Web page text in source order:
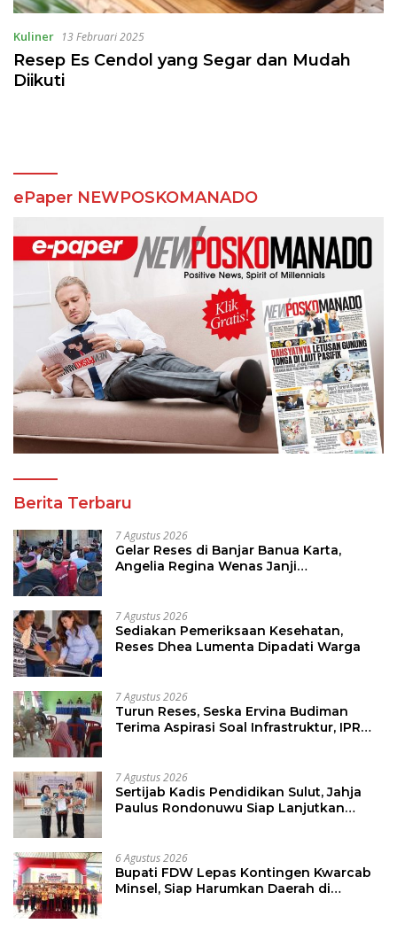
Kuliner 13 Februari 2025
Resep Es Cendol yang Segar dan Mudah
Diikuti
ePaper NEWPOSKOMANADO
Berita Terbaru
7 Agustus 2026
Gelar Reses di Banjar Banua Karta,
Angelia Regina Wenas Janji
7 Agustus 2026
Sediakan Pemeriksaan Kesehatan,
Reses Dhea Lumenta Dipadati Warga
7 Agustus 2026
Turun Reses, Seska Ervina Budiman
Terima Aspirasi Soal Infrastruktur, IPR
7 Agustus 2026
Sertijab Kadis Pendidikan Sulut, Jahja
Paulus Rondonuwu Siap Lanjutkan
6 Agustus 2026
Bupati FDW Lepas Kontingen Kwarcab
Minsel, Siap Harumkan Daerah di